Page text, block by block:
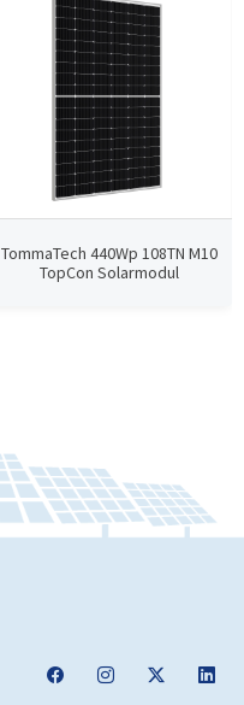
TommaTech 440Wp 108TN M10
TopCon Solarmodul